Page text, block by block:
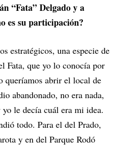
“Fata” Delgado y a
es su participación?
estratégicos, una especie de
Fata, que yo lo conocía por
queríamos abrir el local de
abandonado, no era nada,
le decía cuál era mi idea.
todo. Para el del Prado,
y en del Parque Rodó